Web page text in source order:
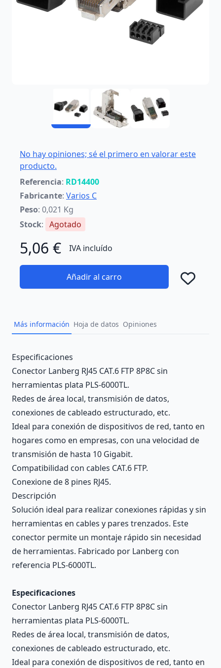
No hay opiniones; sé el primero en valorar este
producto.
Referencia: RD14400
Fabricante: Varios C
Peso: 0,021 Kg
Stock: Agotado
5,06 € IVA incluído
Añadir al carro
Más información Hoja de datos Opiniones
Description
Especificaciones
Conector Lanberg RJ45 CAT.6 FTP 8P8C sin
herramientas plata PLS-6000TL.
Redes de área local, transmisión de datos,
conexiones de cableado estructurado, etc.
Ideal para conexión de dispositivos de red, tanto en
hogares como en empresas, con una velocidad de
transmisión de hasta 10 Gigabit.
Compatibilidad con cables CAT.6 FTP.
Conexione de 8 pines RJ45.
Descripción
Solución ideal para realizar conexiones rápidas y sin
herramientas en cables y pares trenzados. Este
conector permite un montaje rápido sin necesidad
de herramientas. Fabricado por Lanberg con
referencia PLS-6000TL.
Especificaciones
Conector Lanberg RJ45 CAT.6 FTP 8P8C sin
herramientas plata PLS-6000TL.
Redes de área local, transmisión de datos,
conexiones de cableado estructurado, etc.
Ideal para conexión de dispositivos de red, tanto en